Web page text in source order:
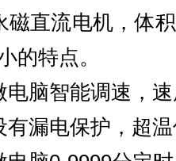
磁直流电机，体
的特点。
电脑智能调速，
有漏电保护，超